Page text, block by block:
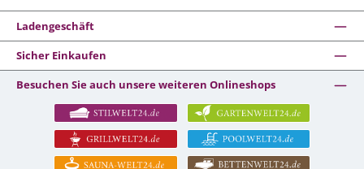
Ladengeschäft
Sicher Einkaufen
Besuchen Sie auch unsere weiteren Onlineshops